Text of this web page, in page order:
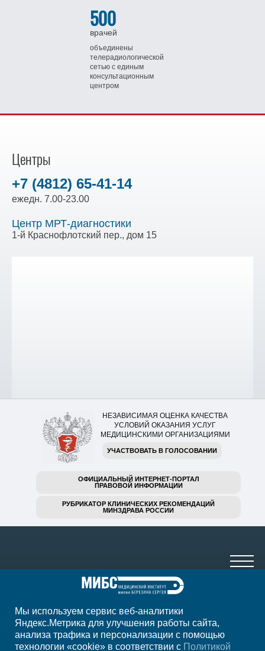
500
врачей
объединены
телерадиологической
сетью с единым
консультационным
центром
Центры
+7 (4812) 65-41-14
ежедн. 7.00-23.00
Центр МРТ-диагностики
1-й Краснофлотский пер., дом 15
НЕЗАВИСИМАЯ ОЦЕНКА КАЧЕСТВА
УСЛОВИЙ ОКАЗАНИЯ УСЛУГ
МЕДИЦИНСКИМИ ОРГАНИЗАЦИЯМИ
УЧАСТВОВАТЬ В ГОЛОСОВАНИИ
ОФИЦИАЛЬНЫЙ ИНТЕРНЕТ-ПОРТАЛ
ПРАВОВОЙ ИНФОРМАЦИИ
РУБРИКАТОР КЛИНИЧЕСКИХ РЕКОМЕНДАЦИЙ
МИНЗДРАВА РОССИИ
+7 (4812) 65-41-14
ежедн. 7.00-23.00
Мы используем сервис веб-аналитики
Яндекс.Метрика для улучшения работы сайта,
анализа трафика и персонализации с помощью
технологии «cookie» в соответствии с Политикой